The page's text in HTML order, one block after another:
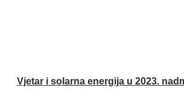
Vjetar i solarna energija u 2023.